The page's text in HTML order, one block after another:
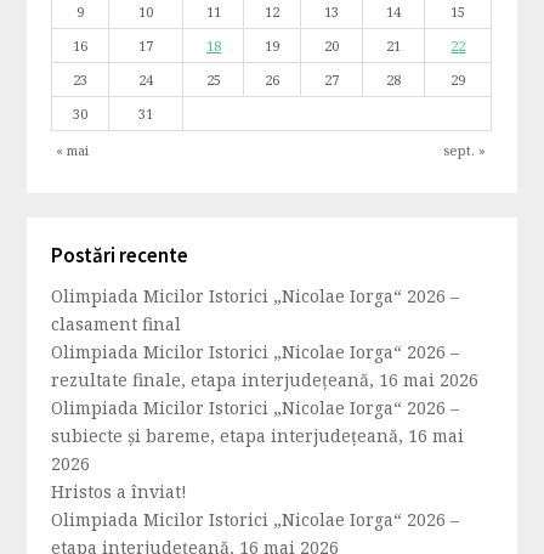
« mai sept. »
9
10 11 12 13 14
15
16
17 18 19 20 21
22
23
24 25 26 27 28
29
30
31
Postări recente
Olimpiada Micilor Istorici „Nicolae Iorga“ 2026 –
clasament final
Olimpiada Micilor Istorici „Nicolae Iorga“ 2026 –
rezultate finale, etapa interjudețeană, 16 mai 2026
Olimpiada Micilor Istorici „Nicolae Iorga“ 2026 –
subiecte și bareme, etapa interjudețeană, 16 mai
2026
Hristos a înviat!
Olimpiada Micilor Istorici „Nicolae Iorga“ 2026 –
etapa interjudețeană, 16 mai 2026